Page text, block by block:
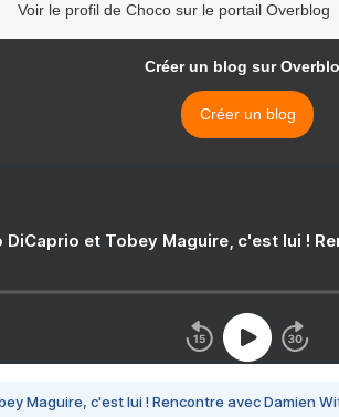
Voir le profil de Choco sur le portail Overblog
Créer un blog sur
Créer un blog
DiCaprio et Tobey Maguire, c'est lui !
Maguire, c'est lui ! Rencontre avec Damien